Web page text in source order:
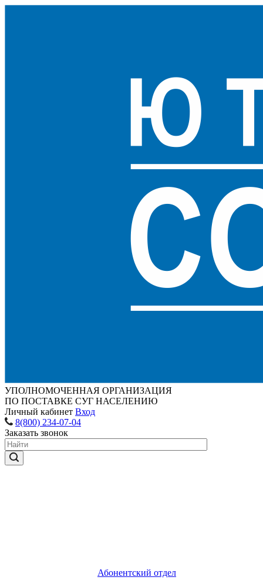
УПОЛНОМОЧЕННАЯ ОРГАНИЗАЦИЯ
ПО ПОСТАВКЕ СУГ НАСЕЛЕНИЮ
Личный кабинет Вход
8(800) 234-07-04
Заказать звонок
Абонентский отдел